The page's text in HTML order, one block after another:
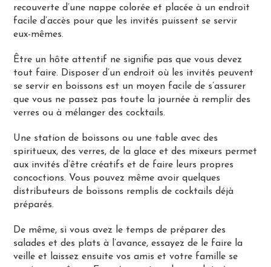
recouverte d’une nappe colorée et placée à un endroit
facile d’accès pour que les invités puissent se servir
eux-mêmes.
Être un hôte attentif ne signifie pas que vous devez
tout faire. Disposer d’un endroit où les invités peuvent
se servir en boissons est un moyen facile de s’assurer
que vous ne passez pas toute la journée à remplir des
verres ou à mélanger des cocktails.
Une station de boissons ou une table avec des
spiritueux, des verres, de la glace et des mixeurs permet
aux invités d’être créatifs et de faire leurs propres
concoctions. Vous pouvez même avoir quelques
distributeurs de boissons remplis de cocktails déjà
préparés.
De même, si vous avez le temps de préparer des
salades et des plats à l’avance, essayez de le faire la
veille et laissez ensuite vos amis et votre famille se